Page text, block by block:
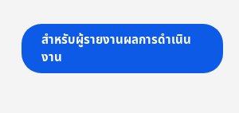
สำหรับผู้รายงานผลการดำเนิน
งาน